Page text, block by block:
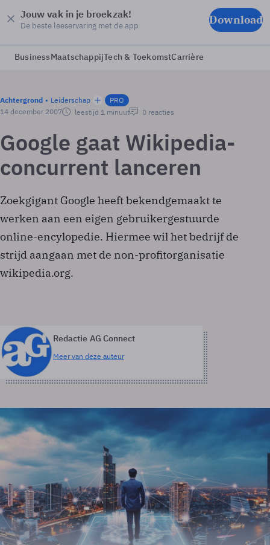
Jouw vak in je broekzak!
De beste leeservaring met de app Download
BusinessMaatschappijTech & ToekomstCarrière
Achtergrond Leiderschap
PRO
14 december 2007
leestijd 1 minuut 0 reacties
Google gaat Wikipedia-
concurrent lanceren
Zoekgigant Google heeft bekendgemaakt te
werken aan een eigen gebruikergestuurde
online-encylopedie. Hiermee wil het bedrijf de
strijd aangaan met de non-profitorganisatie
wikipedia.org.
Redactie AG Connect
Meer van deze auteur